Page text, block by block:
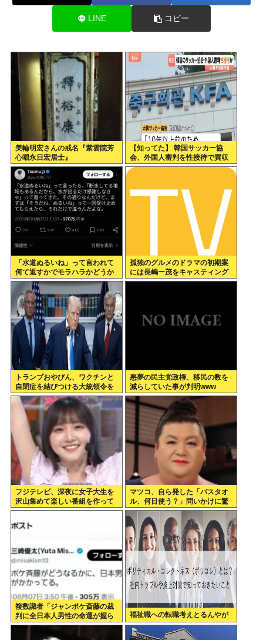
LINE コピー
美輪明宏さんの戒名『紫雲院芳
心唱永日宏居士』
【知ってた】 韓国サッカー協
会、外国人審判を性接待で買収
していた事が判明
「水道ぬるいね」って言われて
何て返すかでモラハラかどうか
わかるらしいwww
孤独のグルメのドラマの初期案
には長嶋ー茂をキャスティング
する案もあった←これ
トランプおやびん、ワクチンと
自閉症を結びつける大統領令を
発表へ、
悪夢の民主党政権、移民の数を
減らしていた事が判明www
フジテレビ、深夜に女子大生を
沢山集めて楽しい番組を作って
いたwww
マツコ、自ら発した「バスタオ
ル、何日使う？」問いかけに驚
がくの答え 「今日は全部、本当
のこと言うわ」
複数識者「ジャンポケ斎藤の裁
判に全日本人男性の命運が握ら
れている。これでだめなら日本
男全員懲役7年だ」
福祉職への転職考えとるんやが